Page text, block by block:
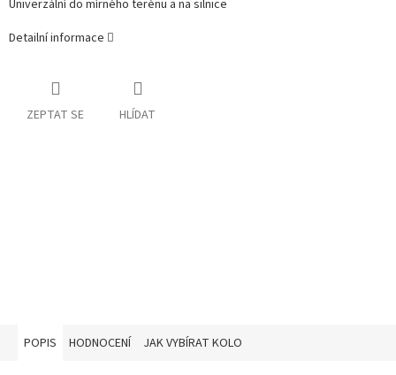
Univerzální do mírného terénu a na silnice
Detailní informace
ZEPTAT SE HLÍDAT
POPIS HODNOCENÍ JAK VYBÍRAT KOLO